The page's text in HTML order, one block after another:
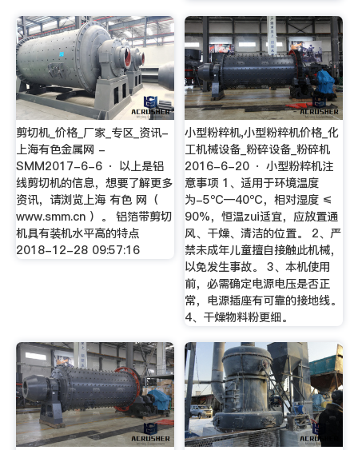
剪切机_价格_厂家_专区_资讯-
上海有色金属网 -
SMM2017-6-6 · 以上是铝
线剪切机的信息，想要了解更多
资讯，请浏览上海 有色 网（
www.smm.cn ）。 铝箔带剪切
机具有装机水平高的特点
2018-12-28 09:57:16
小型粉粹机,小型粉粹机价格_化
工机械设备_粉碎设备_粉碎机
2016-6-20 · 小型粉粹机注
意事项 1、适用于环境温度
为-5ºC—40ºC，相对湿度 ≤
90%，恒温zui适宜，应放置通
风、干燥、清洁的位置。 2、严
禁未成年儿童擅自接触此机械，
以免发生事故。 3、本机使用
前，必需确定电源电压是否正
常，电源插座有可靠的接地线。
4、干燥物料粉更细。